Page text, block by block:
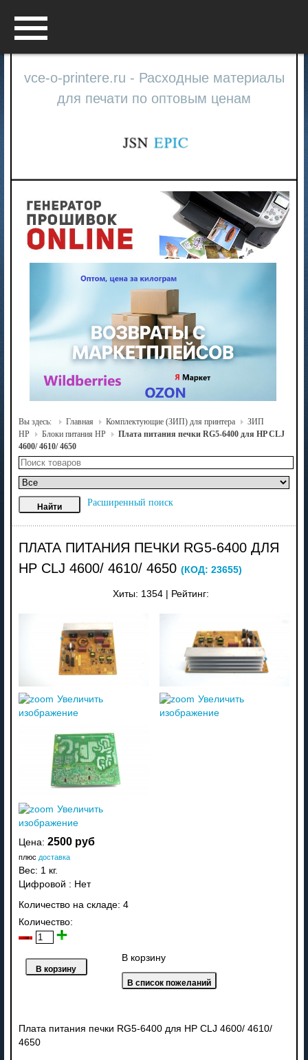
vce-o-printere.ru - Расходные материалы
для печати по оптовым ценам
Вы здесь: Главная Комплектующие (ЗИП) для принтера
ЗИП
HP
Блоки питания HP
Плата питания печки RG5-6400 для HP CLJ
4600/ 4610/ 4650
Расширенный поиск
ПЛАТА ПИТАНИЯ ПЕЧКИ RG5-6400 ДЛЯ
HP CLJ 4600/ 4610/ 4650 (КОД: 23655)
Хиты: 1354 Рейтинг:
Увеличить
изображение
Увеличить
изображение
Увеличить
изображение
Цена: 2500 руб
плюс доставка
Вес: 1 кг.
Цифровой : Нет
Количество на складе: 4
Количество:
В корзину
Плата питания печки RG5-6400 для HP CLJ 4600/ 4610/
4650